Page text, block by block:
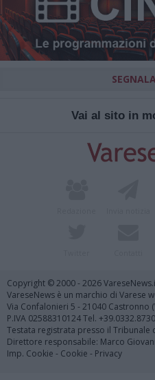
Vai al sito in
Copyright © 2000 - 2026
VareseNews è un marchio di Varese
Via Confalonieri 5 - 21040 Castronno
P.IVA 02588310124 Tel.
Testata registrata presso il Tribunale
Direttore responsabile: Marco
Imp. Cookie - Cookie - Privacy